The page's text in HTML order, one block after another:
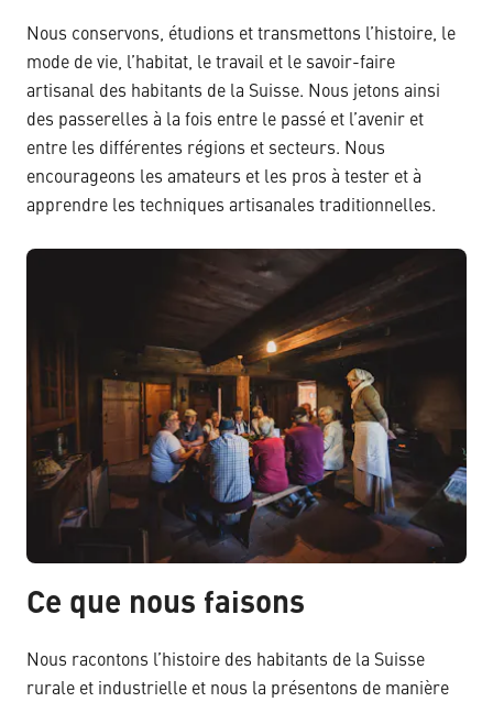
Nous conservons, étudions et transmettons l’histoire, le
mode de vie, l’habitat, le travail et le savoir-faire
artisanal des habitants de la Suisse. Nous jetons ainsi
des passerelles à la fois entre le passé et l’avenir et
entre les différentes régions et secteurs. Nous
encourageons les amateurs et les pros à tester et à
apprendre les techniques artisanales traditionnelles.
Ce que nous faisons
Nous racontons l’histoire des habitants de la Suisse
rurale et industrielle et nous la présentons de manière